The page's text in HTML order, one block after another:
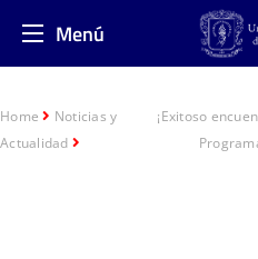
Menú
Home
Noticias y
Actualidad
¡Exitoso